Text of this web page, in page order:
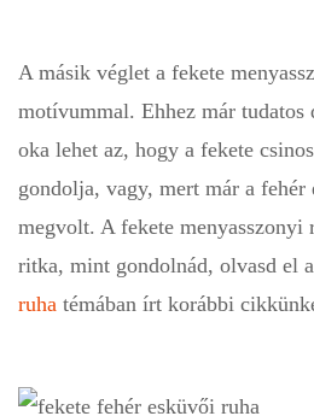
A másik véglet a fekete
motívummal. Ehhez már tudatos
oka lehet az, hogy a fekete
gondolja, vagy, mert már a fehér
megvolt. A fekete menyasszonyi
ritka, mint gondolnád, olvasd el a
ruha témában írt korábbi